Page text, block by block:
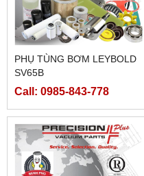
PHỤ TÙNG BƠM LEYBOLD
SV65B
Call: 0985-843-778